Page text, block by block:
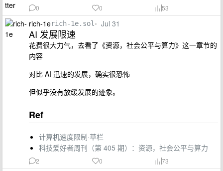
0 0 53
rich-1erich-1e.sol • Jul 31
AI 发展限速
花费很大力气，去看了《资源，社会公平与算力》这一章节的
内容
对比 AI 迅速的发展，确实很恐怖
但似乎没有放缓发展的迹象。
Ref
计算机速度限制·草栏
科技爱好者周刊（第 405 期）：资源，社会公平与算力
2 0 73